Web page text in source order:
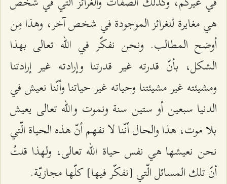
هي مغايرة للغرائز الموجودة في شخص آخر، وهذا مِن
أوضح المطالب. ونحن نفكّر في الله تعالى بهذا
الشكل، بأنّ قدرته غير قدرتنا وإرادته غير إرادتنا
ومشيئته غير مشيئتنا وحياته غير حياتنا وأنّنا نعيش في
الدنيا سبعين أو ستين سنة ونموت والله تعالى يعيش
بلا موت، هذا والحال أنّنا لا نفهم أنّ هذه الحياة الّتي
نحن نعيشها هي نفس حياة الله تعالى، ولهذا قلتُ
أنّ تلك المسائل الّتي [نفكّر فيها] كلّها مجازيّة.